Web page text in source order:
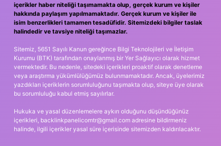
içerikler haber niteliği taşımamakta olup, gerçek kurum ve kişiler
hakkında paylaşım yapılmamaktadır. Gerçek kurum ve kişiler ile
isim benzerlikleri tamamen tesadüfidir. Sitemizdeki bilgiler taslak
halindedir ve tavsiye niteliği taşımazlar.
Sitemiz, 5651 Sayılı Kanun gereğince Bilgi Teknolojileri ve İletişim
Kurumu (BTK) tarafından onaylanmış bir Yer Sağlayıcı olarak hizmet
vermektedir. Bu nedenle, sitedeki içerikleri proaktif olarak denetleme
veya araştırma yükümlülüğümüz bulunmamaktadır. Ancak, üyelerimiz
yazdıkları içeriklerin sorumluluğunu taşımakta olup, siteye üye olarak
bu sorumluluğu kabul etmiş sayılırlar.
Hukuka ve yasal düzenlemelere aykırı olduğunu düşündüğünüz
içerikleri, backlinkpanelicomtr@gmail.com adresine bildirmeniz
halinde, ilgili içerikler yasal süre içerisinde sitemizden kaldırılacaktır.